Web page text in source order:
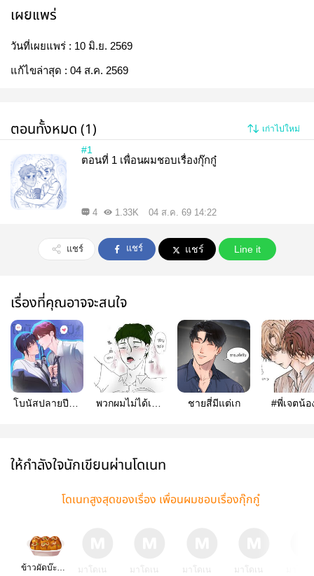
เผยแพร่
วันที่เผยแพร่ : 10 มิ.ย. 2569
แก้ไขล่าสุด : 04 ส.ค. 2569
ตอนทั้งหมด (1) เก่าไปใหม่
#1
ตอนที่ 1 เพื่อนผมชอบเรื่องกุ๊กกู๋
4 1.33K 04 ส.ค. 69 14:22
แชร์ แชร์ แชร์ Line it
เรื่องที่คุณอาจจะสนใจ
โบนัสปลายปีกับ
พวกผมไม่ได้เป็น
ชายสี่มีแต่เก #พี่เจตน้อ
ให้กำลังใจนักเขียนผ่านโดเนท
โดเนทสูงสุดของเรื่อง เพื่อนผมชอบเรื่องกุ๊กกู๋
ข้าวผัดบ๊ะหมี่เย็น
มาโดเน
มาโดเน
มาโดเน
มาโดเน